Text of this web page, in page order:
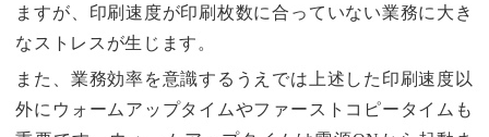
ますが、印刷速度が印刷枚数に合っていない業務に大き
なストレスが生じます。
また、業務効率を意識するうえでは上述した印刷速度以
外にウォームアップタイムやファーストコピータイムも